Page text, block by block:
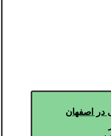
در اصفهان